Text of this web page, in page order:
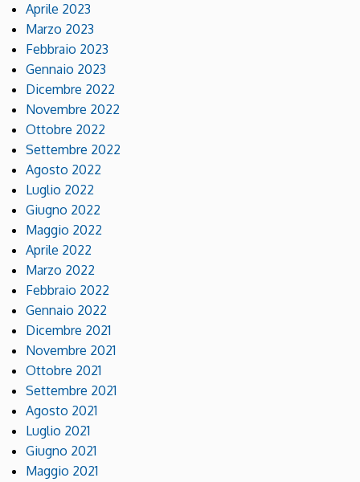
Aprile 2023
Marzo 2023
Febbraio 2023
Gennaio 2023
Dicembre 2022
Novembre 2022
Ottobre 2022
Settembre 2022
Agosto 2022
Luglio 2022
Giugno 2022
Maggio 2022
Aprile 2022
Marzo 2022
Febbraio 2022
Gennaio 2022
Dicembre 2021
Novembre 2021
Ottobre 2021
Settembre 2021
Agosto 2021
Luglio 2021
Giugno 2021
Maggio 2021